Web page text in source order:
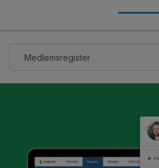
Medlemsregister